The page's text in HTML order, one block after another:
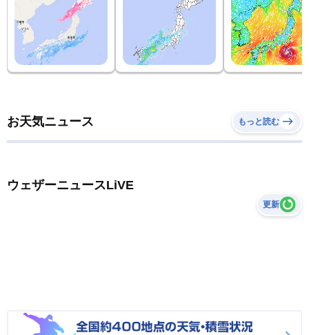
お天気ニュース もっと読む
ウェザーニュースLiVE
更新